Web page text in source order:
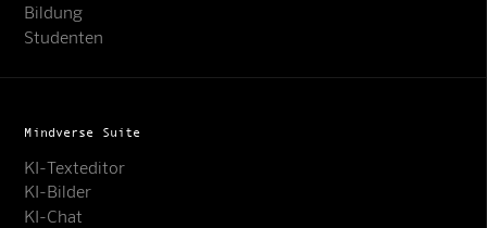
Bildung
Studenten
Mindverse Suite
KI-Texteditor
KI-Bilder
KI-Chat